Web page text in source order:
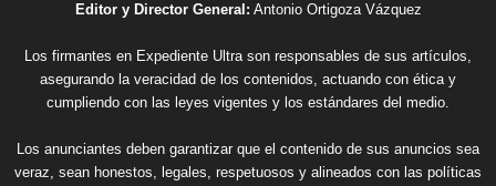
Editor y Director General: Antonio Ortigoza Vázquez
Los firmantes en Expediente Ultra son responsables de sus artículos,
asegurando la veracidad de los contenidos, actuando con ética y
cumpliendo con las leyes vigentes y los estándares del medio.
Los anunciantes deben garantizar que el contenido de sus anuncios sea
veraz, sean honestos, legales, respetuosos y alineados con las políticas